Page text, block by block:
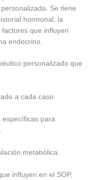
Se tiene
hormonal, la
que influyen
endocrino.
personalizado que
a cada caso.
específicas para
metabólica.
influyen en el SOP,